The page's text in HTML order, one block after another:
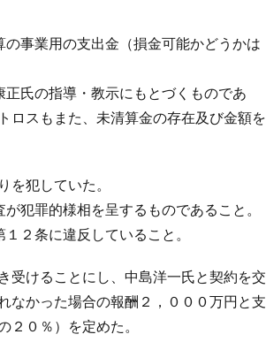
事業用の支出金（損金可能かどうかは
氏の指導・教示にもとづくものであ
ロスもまた、未清算金の存在及び金額を
犯していた。
犯罪的様相を呈するものであること。
２条に違反していること。
けることにし、中島洋一氏と契約を交
なかった場合の報酬２，０００万円と支
０％）を定めた。